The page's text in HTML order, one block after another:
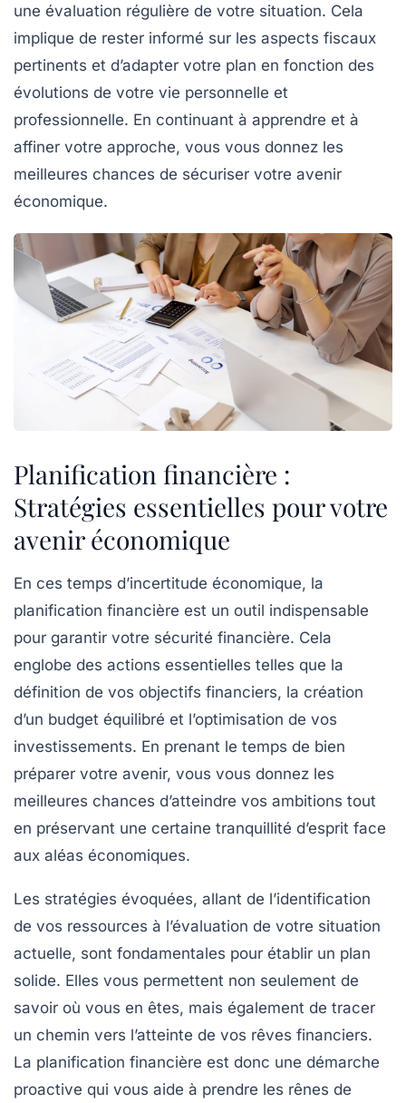
une évaluation régulière de votre situation. Cela
implique de rester informé sur les aspects fiscaux
pertinents et d’adapter votre plan en fonction des
évolutions de votre vie personnelle et
professionnelle. En continuant à apprendre et à
affiner votre approche, vous vous donnez les
meilleures chances de sécuriser votre avenir
économique.
Planification financière :
Stratégies essentielles pour votre
avenir économique
En ces temps d’incertitude économique, la
planification financière est un outil indispensable
pour garantir votre sécurité financière. Cela
englobe des actions essentielles telles que la
définition de vos objectifs financiers, la création
d’un budget équilibré et l’optimisation de vos
investissements. En prenant le temps de bien
préparer votre avenir, vous vous donnez les
meilleures chances d’atteindre vos ambitions tout
en préservant une certaine tranquillité d’esprit face
aux aléas économiques.
Les stratégies évoquées, allant de l’identification
de vos ressources à l’évaluation de votre situation
actuelle, sont fondamentales pour établir un plan
solide. Elles vous permettent non seulement de
savoir où vous en êtes, mais également de tracer
un chemin vers l’atteinte de vos rêves financiers.
La planification financière est donc une démarche
proactive qui vous aide à prendre les rênes de